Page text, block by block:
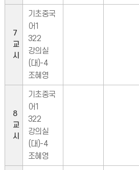
7
교
시
기초중국
어1
322
강의실
(대)-4
조혜영
8
교
시
기초중국
어1
322
강의실
(대)-4
조혜영